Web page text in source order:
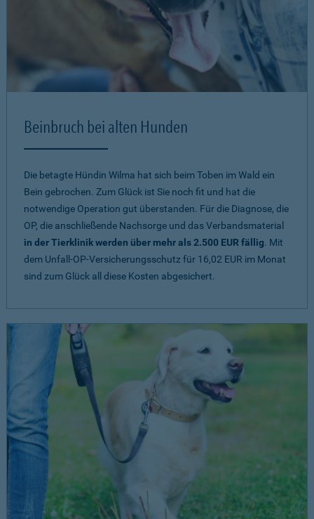
Beinbruch bei alten Hunden
Die betagte Hündin Wilma hat sich beim Toben im Wald ein
Bein gebrochen. Zum Glück ist Sie noch fit und hat die
notwendige Operation gut überstanden. Für die Diagnose, die
OP, die anschließende Nachsorge und das Verbandsmaterial
in der Tierklinik werden über mehr als 2.500 EUR fällig. Mit
dem Unfall-OP-Versicherungsschutz für 16,02 EUR im Monat
sind zum Glück all diese Kosten abgesichert.